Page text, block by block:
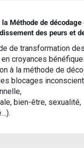
la Méthode de décodage
des peurs et
de transformation
croyances
à la méthode de
blocages
bien-être, sexualité,